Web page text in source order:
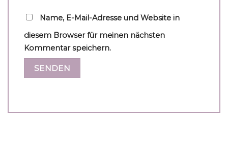
Name, E-Mail-Adresse und Website in
diesem Browser für meinen nächsten
Kommentar speichern.